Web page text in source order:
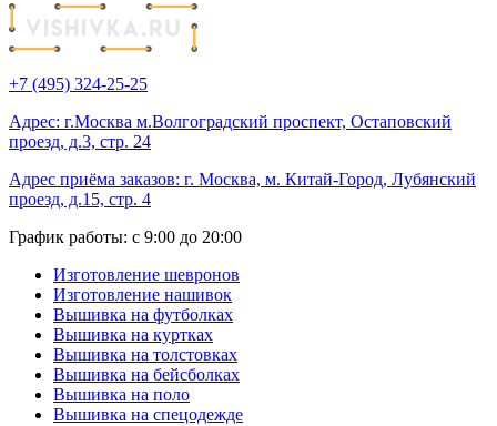
+7 (495) 324-25-25
Адрес: г.Москва м.Волгоградский проспект, Остаповский
проезд, д.3, стр. 24
Адрес приёма заказов: г. Москва, м. Китай-Город, Лубянский
проезд, д.15, стр. 4
График работы: с 9:00 до 20:00
Изготовление шевронов
Изготовление нашивок
Вышивка на футболках
Вышивка на куртках
Вышивка на толстовках
Вышивка на бейсболках
Вышивка на поло
Вышивка на спецодежде